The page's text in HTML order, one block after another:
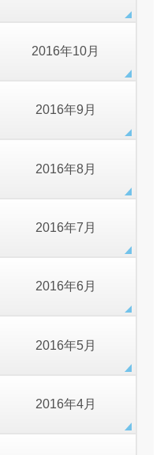
2016年10月
2016年9月
2016年8月
2016年7月
2016年6月
2016年5月
2016年4月